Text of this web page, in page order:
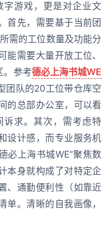
游戏，更是对企业文
首先，需要基于当前团
需的工位数量及功能分
能需要大量开放工位、
。参考德必上海书城WE
团队的20工位带仓库空
的总部办公室，可以看
求。其次，需考虑特
设计感，而专业服务机
必上海书城WE”聚焦数
本身就构成了对特定企
、通勤便利性（如靠近
。清晰的自我画像，